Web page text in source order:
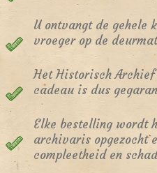
U ontvangt de gehele
vroeger op de
Het Historisch
cadeau is dus
Elke bestelling wordt
archivaris opgezocht
compleetheid en